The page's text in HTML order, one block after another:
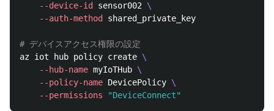
--device-id
sensor002 \
--auth-method
shared_private_key
# デバイスアクセス権限の設定
az iot hub policy create \
--hub-name myIoTHub \
--policy-name DevicePolicy \
--permissions
"DeviceConnect"